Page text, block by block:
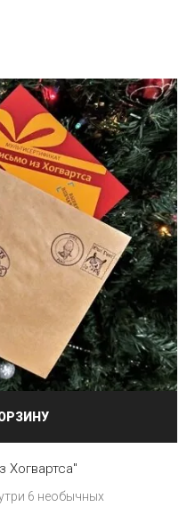
Хогвартса"
6 необычных